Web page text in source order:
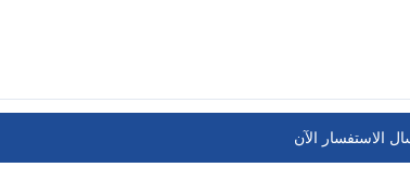
الاستفسار الآن